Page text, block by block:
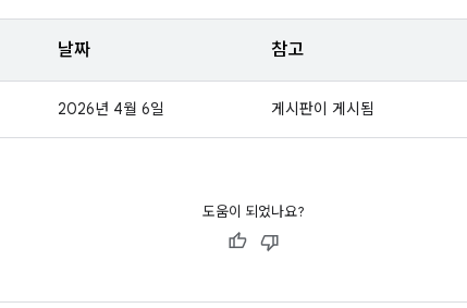
날짜 참고
2026년 4월 6일 게시판이 게시됨
도움이 되었나요?